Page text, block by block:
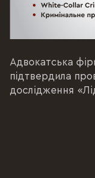
Адвокатська
підтвердила
дослідження